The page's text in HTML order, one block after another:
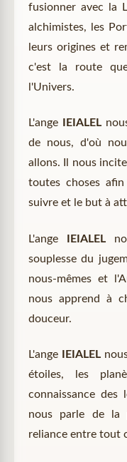
fusionner avec la
alchimistes, les
leurs origines et
c'est la route
l'Univers.
L'ange IEIALEL
de nous, d'où
allons. Il nous
toutes choses
suivre et le but à
L'ange IEIALEL
souplesse du
nous-mêmes et
nous apprend à
douceur.
L'ange IEIALEL
étoiles, les
connaissance des
nous parle de la
reliance entre tout